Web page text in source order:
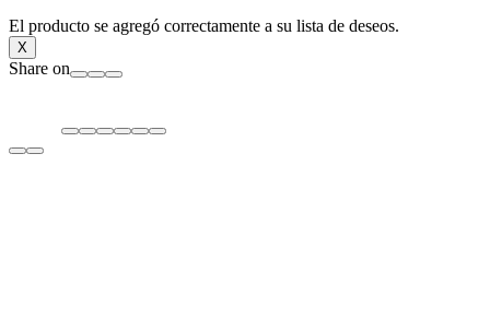
El producto se agregó correctamente a su lista de deseos.
X
Share on